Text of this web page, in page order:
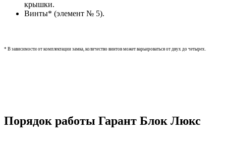
крышки.
Винты* (элемент № 5).
* В зависимости от комплектации замка, количество винтов может варьироваться от двух до четырех.
Порядок работы Гарант Блок Люкс